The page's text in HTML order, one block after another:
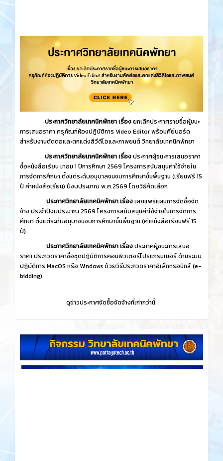
ประกาศวิทยาลัยเทคนิคพัทยา เรื่องยกเลิกประกาศรายชื่อผู้ชนะ
การเสนอราคา ครุภัณฑ์ห้องปฎิบัติการ Video Editor พร้อมคีย์บอร์ด
สำหรับงานตัดต่อและตกแต่งสีวีดีโอและภาพยนต์ วิทยาลัยเทคนิคพัทยา
ประกาศวิทยาลัยเทคนิคพัทยา เรื่องประกาศผู้ชนะการเสนอราคา
ซื้อหนังสือเรียน เทอม 1 ปีการศึกษา 2569 โครงการสนับสนุนค่าใช้จ่ายใน
การจัดการศึกษา ตั้งแต่ระดับอนุบาลจนจบการศึกษาขั้นพื้นฐาน (เรียนฟรี 15
ปี ค่าหนังสือเรียน) ปีงบประมาณ พ.ศ.2569 โดยวิธีคัดเลือก
ประกาศวิทยาลัยเทคนิคพัทยา เรื่องเผยแพร่แผนการจัดซื้อจัด
จ้าง ประจำปีงบประมาณ 2569 โครงการสนับสนุนค่าใช้จ่ายในการจัดการ
ศึกษา ตั้งแต่ระดับอนุบาจนจบการศึกษาขั้นพื้นฐาน (ค่าหนังสือเรียนฟรี 15
ปี)
ประกาศวิทยาลัยเทคนิคพัทยา เรื่องประกาศผู้ชนะการเสนอ
ราคา ประกวดราคาซื้อชุดปฏิบัติการคอมพิวเตอร์โปรแกรมเมอร์ ด้านระบบ
ปฏิบัติการ MacOS หรือ Windows ด้วยวิธีประกวดราคาอิเล็กทรอนิกส์ (e-
bidding)
ดูข่าวประกาศจัดซื้อจัดจ้างที่เก่ากว่านี้